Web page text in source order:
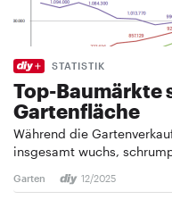
STATISTIK
Top-Baumärkte
Gartenfläche
Während die
insgesamt wuchs,
Garten 12/2025